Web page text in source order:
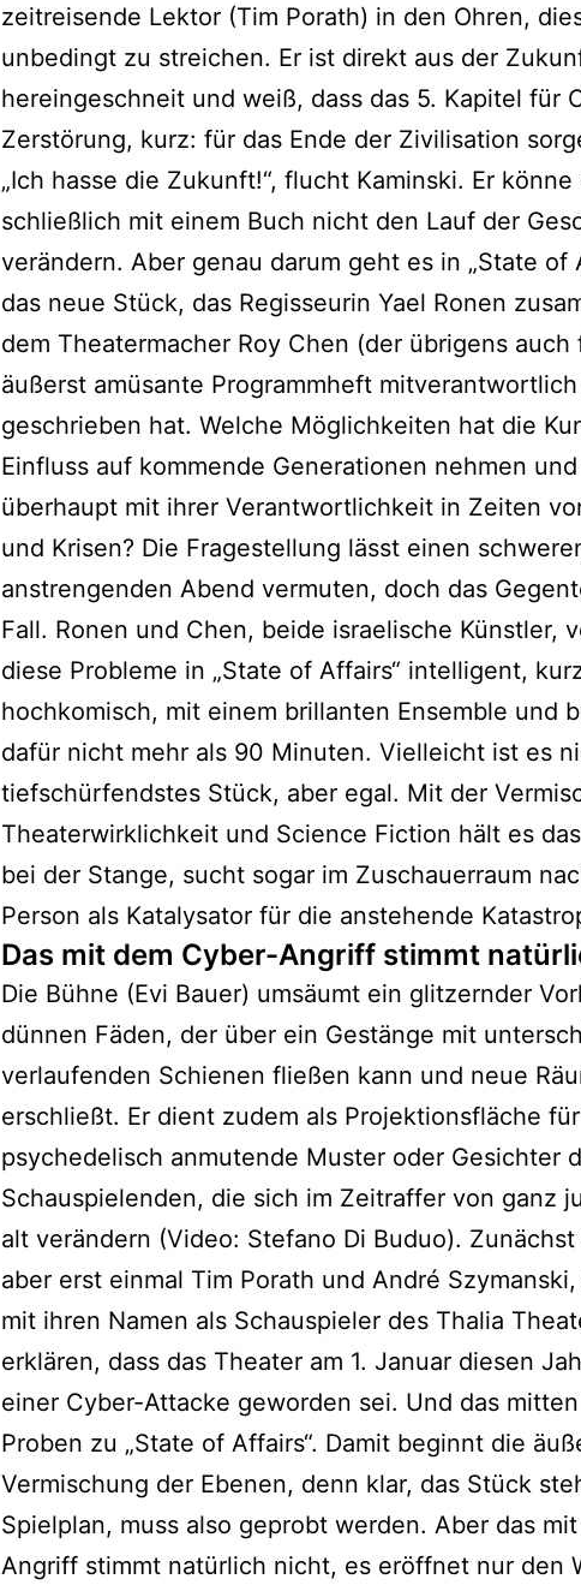
zeitreisende Lektor (Tim Porath) in den Ohren,
unbedingt zu streichen. Er ist direkt aus der
hereingeschneit und weiß, dass das 5. Kapitel für
Zerstörung, kurz: für das Ende der Zivilisation
„Ich hasse die Zukunft!“, flucht Kaminski. Er könne
schließlich mit einem Buch nicht den Lauf der
verändern. Aber genau darum geht es in „State of
das neue Stück, das Regisseurin Yael Ronen
dem Theatermacher Roy Chen (der übrigens auch
äußerst amüsante Programmheft
geschrieben hat. Welche Möglichkeiten hat die
Einfluss auf kommende Generationen nehmen
überhaupt mit ihrer Verantwortlichkeit in Zeiten
und Krisen? Die Fragestellung lässt einen
anstrengenden Abend vermuten, doch das
Fall. Ronen und Chen, beide israelische Künstler,
diese Probleme in „State of Affairs“ intelligent,
hochkomisch, mit einem brillanten Ensemble und
dafür nicht mehr als 90 Minuten. Vielleicht ist es
tiefschürfendstes Stück, aber egal. Mit der
Theaterwirklichkeit und Science Fiction hält es
bei der Stange, sucht sogar im Zuschauerraum
Person als Katalysator für die anstehende
Das mit dem Cyber-Angriff stimmt
Die Bühne (Evi Bauer) umsäumt ein glitzernder
dünnen Fäden, der über ein Gestänge mit
verlaufenden Schienen fließen kann und neue
erschließt. Er dient zudem als Projektionsfläche für
psychedelisch anmutende Muster oder Gesichter
Schauspielenden, die sich im Zeitraffer von ganz
alt verändern (Video: Stefano Di Buduo).
aber erst einmal Tim Porath und André
mit ihren Namen als Schauspieler des Thalia
erklären, dass das Theater am 1. Januar diesen
einer Cyber-Attacke geworden sei. Und das
Proben zu „State of Affairs“. Damit beginnt die
Vermischung der Ebenen, denn klar, das Stück
Spielplan, muss also geprobt werden. Aber das
Angriff stimmt natürlich nicht, es eröffnet nur den